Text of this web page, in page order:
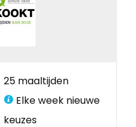
25 maaltijden
Elke week nieuwe
keuzes